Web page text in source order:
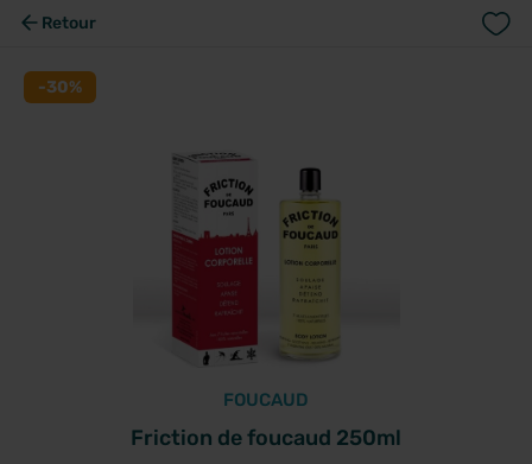
Retour
FOUCAUD
Friction de foucaud 250ml
-30%